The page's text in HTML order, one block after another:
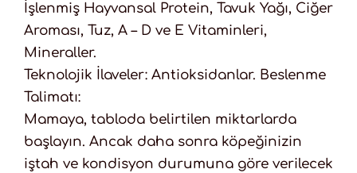
İşlenmiş Hayvansal Protein, Tavuk Yağı, Ciğer
Aroması, Tuz, A – D ve E Vitaminleri,
Mineraller.
Teknolojik İlaveler: Antioksidanlar. Beslenme
Talimatı:
Mamaya, tabloda belirtilen miktarlarda
başlayın. Ancak daha sonra köpeğinizin
iştah ve kondisyon durumuna göre verilecek